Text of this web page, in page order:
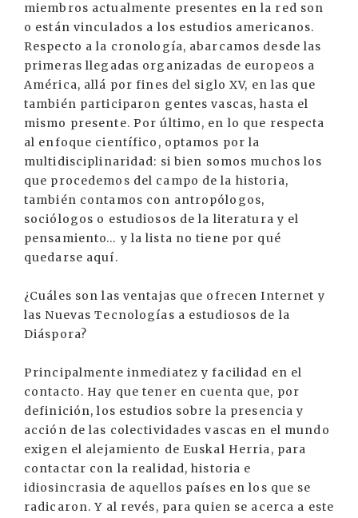
miembros actualmente presentes en la red son
o están vinculados a los estudios americanos.
Respecto a la cronología, abarcamos desde las
primeras llegadas organizadas de europeos a
América, allá por fines del siglo XV, en las que
también participaron gentes vascas, hasta el
mismo presente. Por último, en lo que respecta
al enfoque científico, optamos por la
multidisciplinaridad: si bien somos muchos los
que procedemos del campo de la historia,
también contamos con antropólogos,
sociólogos o estudiosos de la literatura y el
pensamiento… y la lista no tiene por qué
quedarse aquí.
¿Cuáles son las ventajas que ofrecen Internet y
las Nuevas Tecnologías a estudiosos de la
Diáspora?
Principalmente inmediatez y facilidad en el
contacto. Hay que tener en cuenta que, por
definición, los estudios sobre la presencia y
acción de las colectividades vascas en el mundo
exigen el alejamiento de Euskal Herria, para
contactar con la realidad, historia e
idiosincrasia de aquellos países en los que se
radicaron. Y al revés, para quien se acerca a este